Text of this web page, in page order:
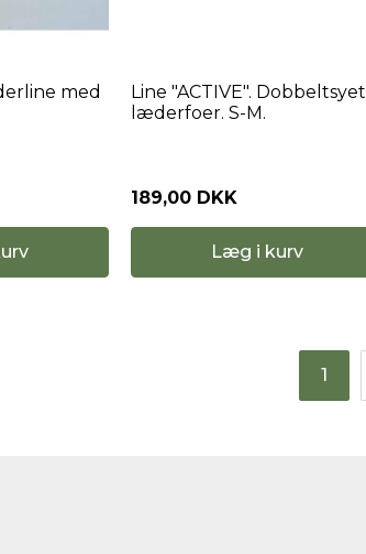
med
Line "ACTIVE". Dobbeltsyet
læderfoer. S-M.
189,00 DKK
Læg i kurv
1